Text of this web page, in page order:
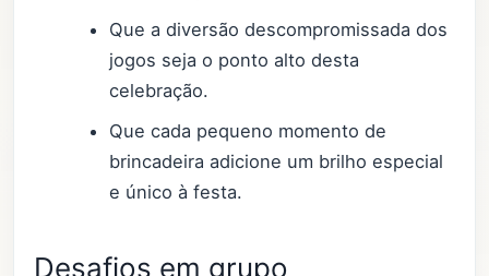
Que a diversão descompromissada dos
jogos seja o ponto alto desta
celebração.
Que cada pequeno momento de
brincadeira adicione um brilho especial
e único à festa.
Desafios em grupo